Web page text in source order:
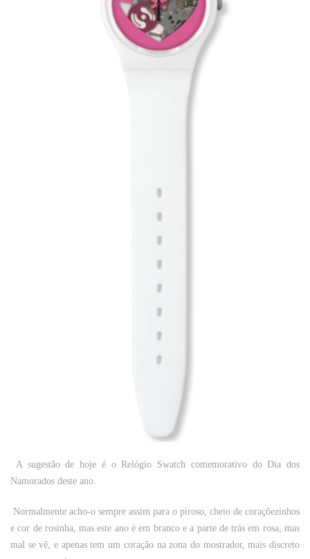
A sugestão de hoje é o Relógio Swatch comemorativo doDia dos
Namorados deste ano.
Normalmente acho-o sempre assim para o piroso, cheio de coraçõezinhos
e cor de rosinha, mas este ano é em branco e a parte de trás em rosa, mas
mal se vê, e apenas tem um coração na zona do mostrador, mais discreto